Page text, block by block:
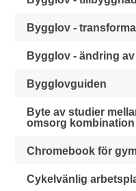
Bygglov -
Bygglov - ändring
Bygglovguiden
Byte av studier
omsorg
Chromebook för
Cykelvänlig